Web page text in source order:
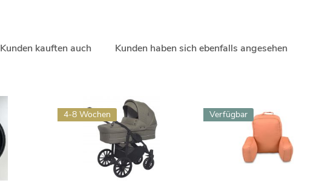
Kunden kauften auch Kunden haben sich ebenfalls angesehen
4-8 Wochen Verfügbar